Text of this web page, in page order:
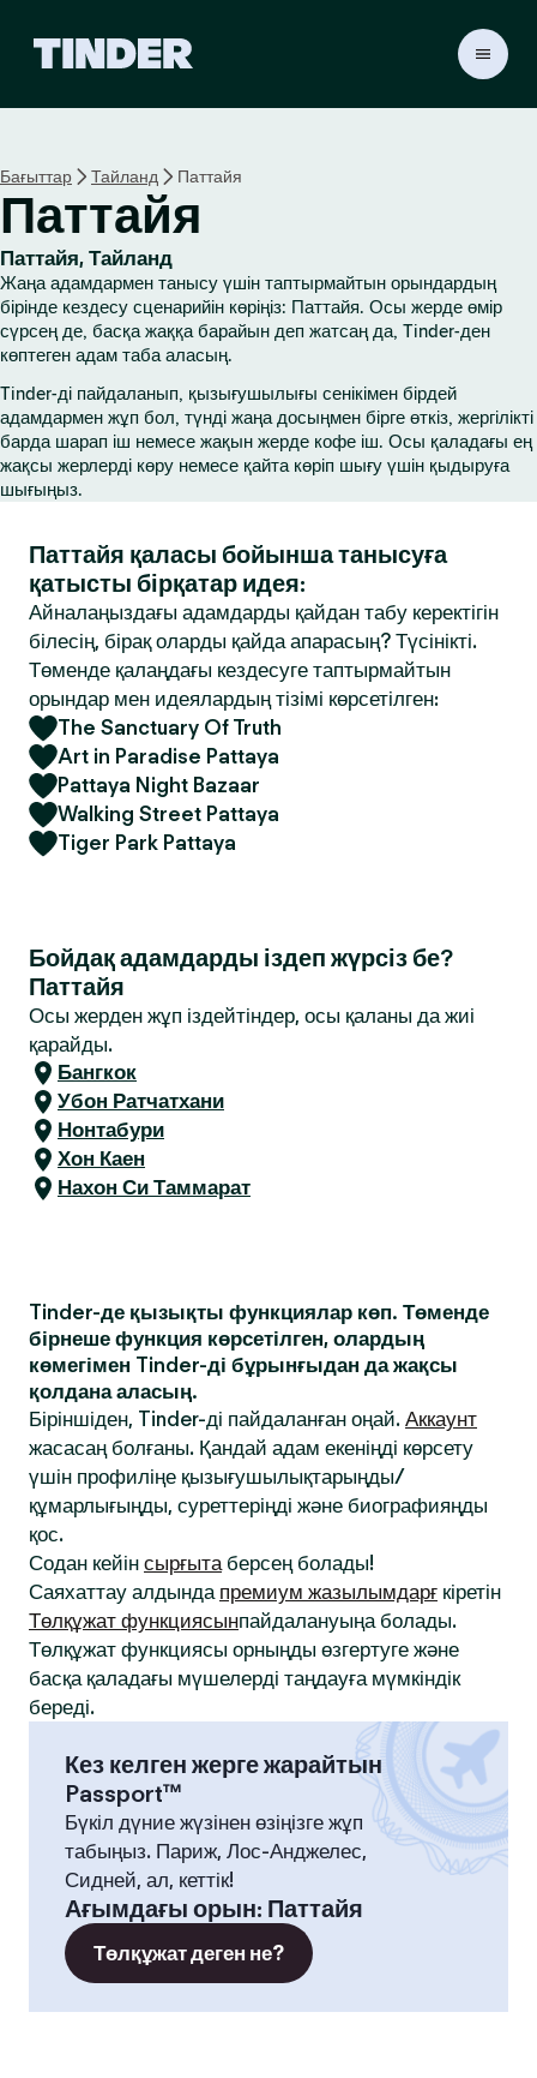
r
H
o
e
Бағыттар Тайланд Паттайя
Паттайя
Паттайя, Тайланд
Жаңа адамдармен танысу үшін таптырмайтын орындардың
бірінде кездесу сценарийін көріңіз: Паттайя. Осы жерде өмір
сүрсең де, басқа жаққа барайын деп жатсаң да, Tinder-ден
көптеген адам таба аласың.
Tinder-ді пайдаланып, қызығушылығы сенікімен бірдей
адамдармен жұп бол, түнді жаңа досыңмен бірге өткіз, жергілікті
барда шарап іш немесе жақын жерде кофе іш. Осы қаладағы ең
жақсы жерлерді көру немесе қайта көріп шығу үшін қыдыруға
шығыңыз.
Паттайя қаласы бойынша танысуға
қатысты бірқатар идея:
Айналаңыздағы адамдарды қайдан табу керектігін
білесің, бірақ оларды қайда апарасың? Түсінікті.
Төменде қалаңдағы кездесуге таптырмайтын
орындар мен идеялардың тізімі көрсетілген:
The Sanctuary Of Truth
Art in Paradise Pattaya
Pattaya Night Bazaar
Walking Street Pattaya
Tiger Park Pattaya
Бойдақ адамдарды іздеп жүрсіз бе?
Паттайя
Осы жерден жұп іздейтіндер, осы қаланы да жиі
қарайды.
Бангкок
Убон Ратчатхани
Нонтабури
Хон Каен
Нахон Си Таммарат
Tinder-де қызықты функциялар көп. Төменде
бірнеше функция көрсетілген, олардың
көмегімен Tinder-ді бұрынғыдан да жақсы
қолдана аласың.
Біріншіден, Tinder-ді пайдаланған оңай. Аккаунт
жасасаң болғаны. Қандай адам екеніңді көрсету
үшін профиліңе қызығушылықтарыңды/
құмарлығыңды, суреттеріңді және биографияңды
қос.
Содан кейін сырғытаберсең болады!
Саяхаттау алдында премиум жазылымдарғ кіретін
Төлқұжат функциясынпайдалануыңа болады.
Төлқұжат функциясы орныңды өзгертуге және
басқа қаладағы мүшелерді таңдауға мүмкіндік
береді.
Кез келген жерге жарайтын
Passport™
Бүкіл дүние жүзінен өзіңізге жұп
табыңыз. Париж, Лос-Анджелес,
Сидней, ал, кеттік!
Ағымдағы орын: Паттайя
Төлқұжат деген не?